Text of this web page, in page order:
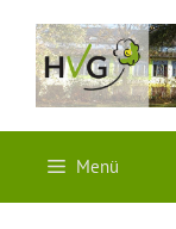
Inhalt
springen
Menü